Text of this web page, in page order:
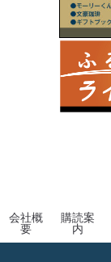
会社概
要
購読案
内